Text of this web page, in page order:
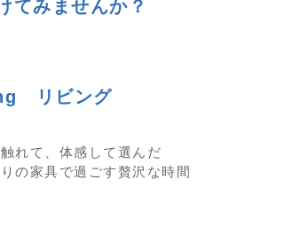
てみませんか？
リビング
れて、体感して選んだ
の家具で過ごす贅沢な時間